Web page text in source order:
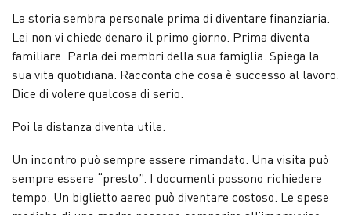
La storia sembra personale prima di diventare finanziaria.
Lei non vi chiede denaro il primo giorno. Prima diventa
familiare. Parla dei membri della sua famiglia. Spiega la
sua vita quotidiana. Racconta che cosa è successo al lavoro.
Dice di volere qualcosa di serio.
Poi la distanza diventa utile.
Un incontro può sempre essere rimandato. Una visita può
sempre essere “presto”. I documenti possono richiedere
tempo. Un biglietto aereo può diventare costoso. Le spese